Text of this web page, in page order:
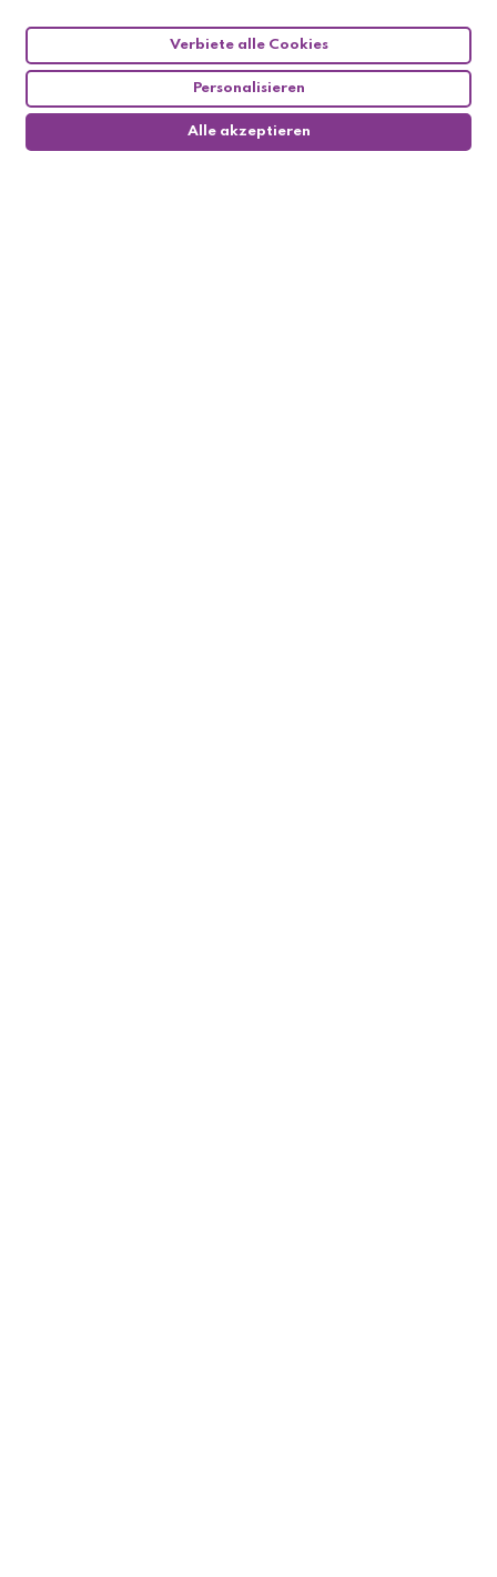
Alle akzeptieren
Verbiete alle Cookies
Personalisieren